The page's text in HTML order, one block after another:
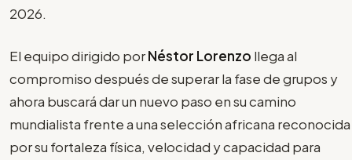
2026.
El equipo dirigido porNéstor Lorenzo llega al
compromiso después de superar la fase de grupos y
ahora buscará dar un nuevo paso en su camino
mundialista frente a una selección africana reconocida
por su fortaleza física, velocidad y capacidad para